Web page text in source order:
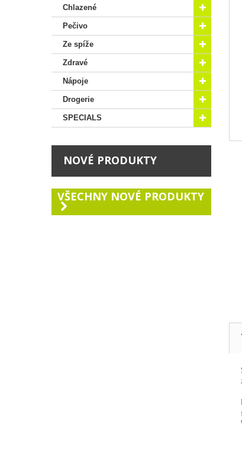
Chlazené
Pečivo
Ze spíže
Zdravé
Nápoje
Drogerie
SPECIALS
NOVÉ PRODUKTY
VŠECHNY NOVÉ PRODUKTY